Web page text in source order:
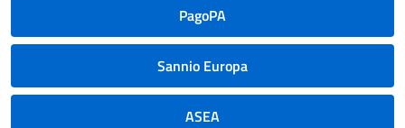
PagoPA
Sannio Europa
ASEA